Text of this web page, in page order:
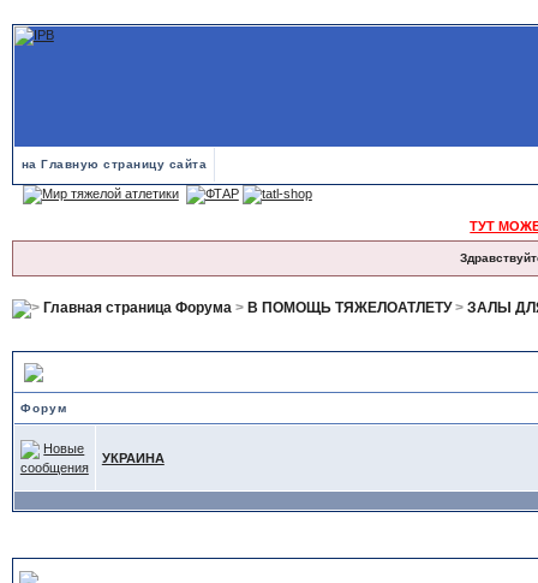
на Главную страницу сайта
ТУТ
Главная страница Форума> В ПОМОЩЬ ТЯЖЕЛОАТЛЕТУ> ЗАЛЫ
Форум
УКРАИНА